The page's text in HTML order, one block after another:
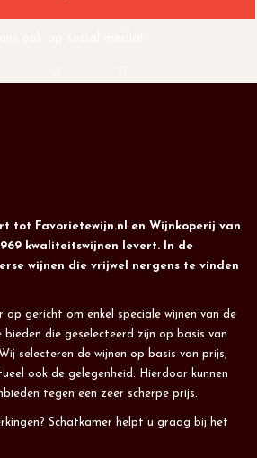
tot Favorietewijn.nl en Wijnkoperij van
kwaliteitswijnen levert. In de
wijnen die vrijwel nergens te vinden
op gericht om enkel speciale wijnen van de
die geselecteerd zijn op basis van
selecteren de wijnen op basis van prijs,
ook de gelegenheid. Hierdoor kunnen
tegen een zeer scherpe prijs.
Schatkamer helpt u graag bij het